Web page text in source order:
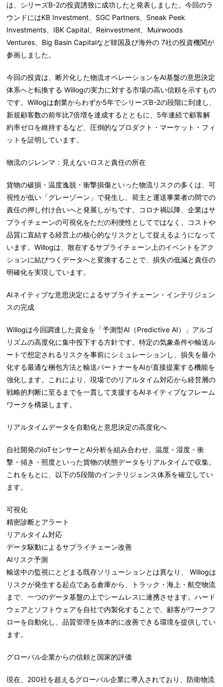
は、シリーズB-2の投資誘致に成功したと発表しました。今回のラ
ウンドにはKB Investment、SGC Partners、Sneak Peek
Investments、IBK Capital、Reinvestment、Muirwoods
Ventures、Big Basin Capitalなど韓国及び海外の 7社の投資機関が
参画しました。
今回の投資は、断片化した物流オペレーションをAI基盤の意思決定
体系へと転換する Willogの実力に対する市場の高い信頼を示すもの
です。Willogは創業からわずか5年でシリーズB-2の段階に到達し、
新規顧客数の前年比7倍増を達成するとともに、5年連続で顧客解
約率ゼロを維持するなど、圧倒的なプロダクト・マーケット・フィ
ットを証明しています。
物流のジレンマ：見えないロスと責任の所在
貨物の破損・温度逸脱・衝撃損傷といった物流リスクの多くは、可
視性が低い「グレーゾーン」で発生し、荷主と運送事業者の間での
責任の押し付け合いへと発展しがちです。コロナ禍以降、企業はサ
プライチェーンの可視化をただの利便性としてではなく、コストや
品質に直結する経営上の核心的なリスクとして捉えるようになって
います。Willogは、散在するサプライチェーン上のイベントをアク
ションに結びつくデータへと変換することで、損失の低減と責任の
明確化を実現しています。
AIネイティブな意思決定によるサプライチェ ーン ・ インテリジェン
スの完成
Willogは今回調達した資金を「予測型AI（Predictive AI）」アルゴ
リズムの高度化に集中投下する方針です。特定の気象条件や輸送ル
ートで想定されるリスクを事前にシミュレーションし、損失を最小
化する最適な梱包方法と輸送パートナーをAIが直接提案する機能を
強化します。これにより、現場でのリアルタイム対応から経営層の
戦略的判断に至るまでを一貫して支援するAIネイティブなフレーム
ワークを構築します。
リアルタイムデータを自動化と意思決定の高度化へ
自社開発のIoTセンサーとAI分析を組み合わせ、温度・湿度・衝
撃・傾き・照度といった貨物の状態データをリアルタイムで収集。
これをもとに、以下の5段階のインテリジェンス体系を確立してい
ます。
可視化
精密診断とアラート
リアルタイム対応
データ駆動によるサプライチェーン改善
AIリスク予測
輸送中の監視にとどまる既存ソリューションとは異なり、 Willogは
リスクが発生する起点である倉庫から、トラック・海上・航空物流
まで、一つのデータ基盤の上でシームレスに連携させます。ハード
ウェアとソフトウェアを自社で内製化することで、顧客がワークフ
ローを自動化し、品質管理を抜本的に改善できる環境を提供してい
ます。
グローバル企業からの信頼と 国家的評価
現在、200社を超えるグローバル企業に導入されており、防衛物流